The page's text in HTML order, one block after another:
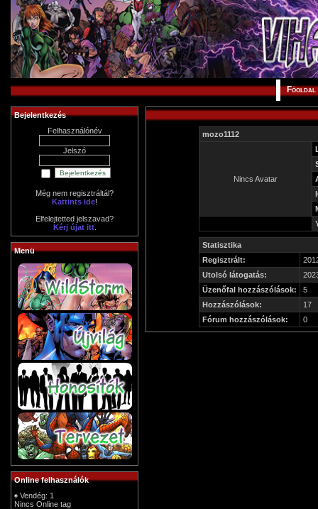
Főoldal
Bejelentkezés
Felhasználónév
Jelszó
Még nem regisztráltál?
Kattints ide!
Elfelejtetted jelszavad?
Kérj újat itt.
Menü
Online felhasználók
Vendég: 1
Nincs Online tag
mozo1112
Nincs Avatar
Statisztika
Regisztrált:
Utolsó látogatás:
Üzenőfal hozzászólások:
5
Hozzászólások:
17
Fórum hozzászólások:
0